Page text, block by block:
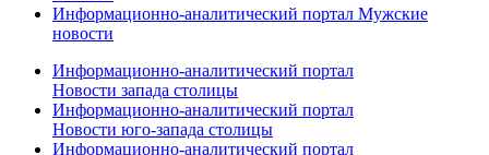
Информационно-аналитический портал Мужские
новости
Информационно-аналитический портал
Новости запада столицы
Информационно-аналитический портал
Новости юго-запада столицы
Информационно-аналитический портал